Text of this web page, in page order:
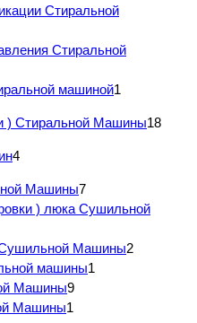
Стиральной
Стиральной
машиной1
) Стиральной Машины18
4
Машины7
) люка Сушильной
Сушильной Машины2
машины1
Машины9
Машины1